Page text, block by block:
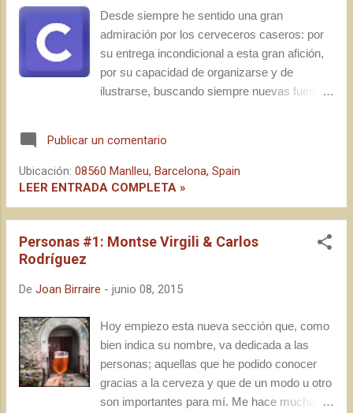
punto de personarme en la puerta del
Consulado por descuido, el acto se celebró
en el hotel H10 Art Gallery , en el
Brewxample de Barcelona. Sin casi tiempo
de saludar a algunos de los sospechosos
kilómetros a temperaturas más que
dirigimos a una sala de dimensiones
Desde siempre he sentido una gran
admiración por los cerveceros caseros: por
su entrega incondicional a esta gran afición,
por su capacidad de organizarse y de
ilustrarse, buscando siempre nuevas fuentes
en un post titulado Vivir entre fermentadores .
Es por eso que me siento orgulloso, un año
más, de colaborar con la iniciativa de la
Festa del Porc i la Cervesa de Manlleu y la
revista Cuina , que organizan la segunda
edición del Concurs de Cervesa Casolana ,
dando voz y difusión al sector
pasado tuvo hasta 20.000 visitantes durante
Publicar un comentario
Ubicación: 08560 Manlleu, Barcelona, Spain
LEER ENTRADA COMPLETA »
Personas #1: Montse Virgili & Carlos
Rodríguez
De Joan Birraire - junio 08, 2015
Hoy empiezo esta nueva sección que, como
bien indica su nombre, va dedicada a las
personas; aquellas que he podido conocer
gracias a la cerveza y que de un modo u otro
son importantes para mí. Me hace mucha